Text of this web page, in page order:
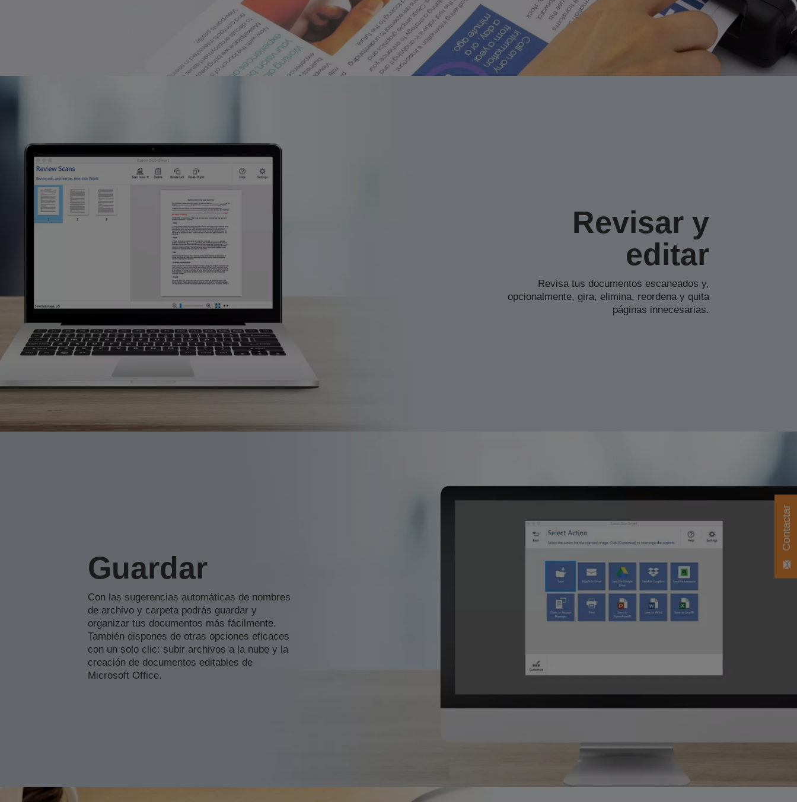
Contactar
Revisar y
editar
Revisa tus documentos escaneados y,
opcionalmente, gira, elimina, reordena y quita
páginas innecesarias.
Guardar
Con las sugerencias automáticas de nombres
de archivo y carpeta podrás guardar y
organizar tus documentos más fácilmente.
También dispones de otras opciones eficaces
con un solo clic: subir archivos a la nube y la
creación de documentos editables de
Microsoft Office.